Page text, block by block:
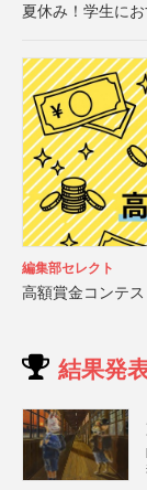
夏休み！学生に
編集部セレクト
高額賞金コンテ
結果発